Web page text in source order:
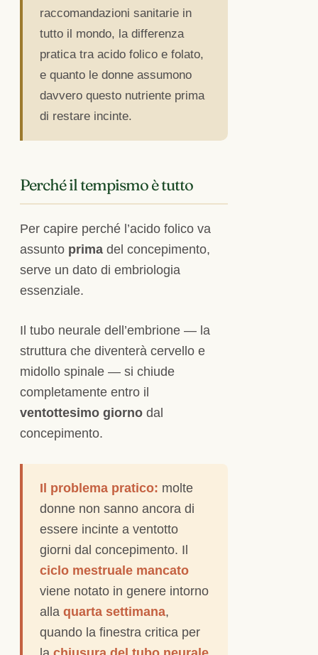
raccomandazioni sanitarie in
tutto il mondo, la differenza
pratica tra acido folico e folato,
e quanto le donne assumono
davvero questo nutriente prima
di restare incinte.
Perché il tempismo è tutto
Per capire perché l’acido folico va
assunto prima del concepimento,
serve un dato di embriologia
essenziale.
Il tubo neurale dell’embrione — la
struttura che diventerà cervello e
midollo spinale — si chiude
completamente entro il
ventottesimo giorno dal
concepimento.
Il problema pratico: molte
donne non sanno ancora di
essere incinte a ventotto
giorni dal concepimento. Il
ciclo mestruale mancato
viene notato in genere intorno
alla quarta settimana,
quando la finestra critica per